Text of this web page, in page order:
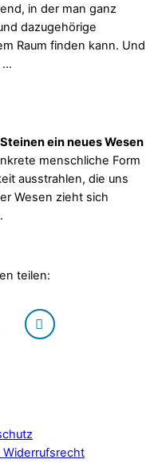
in der man ganz
dazugehörige
Raum finden kann. Und
…
ein neues Wesen
menschliche Form
ausstrahlen, die uns
Wesen zieht sich
teilen: